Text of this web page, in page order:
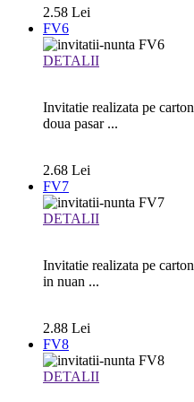
2.58 Lei
FV6
DETALII
Invitatie realizata pe
doua pasar ...
2.68 Lei
FV7
DETALII
Invitatie realizata pe
in nuan ...
2.88 Lei
FV8
DETALII